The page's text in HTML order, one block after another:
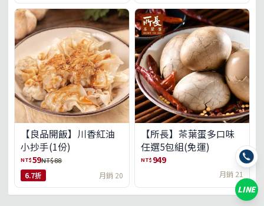
【良品開飯】川香紅油
小抄手(1份)
NT$59NT$ 88
6.7折 月銷 20
【所長】茶葉蛋多口味
任選5包組(免運)
NT$ 949
月銷 21
LINE